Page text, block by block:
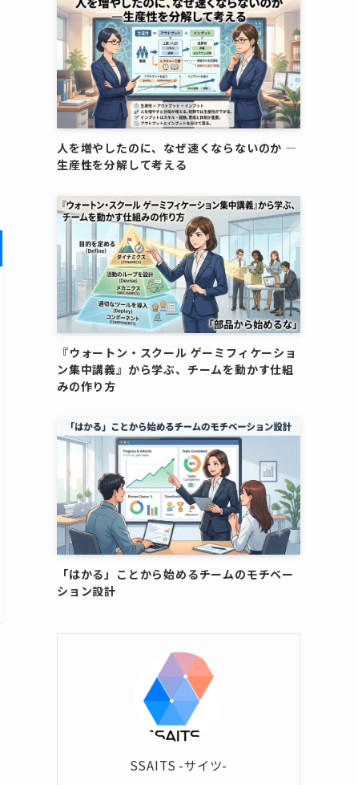
人を増やしたのに、なぜ速くならないのか ―
生産性を分解して考える
『ウォートン・スクール ゲーミフィケーショ
ン集中講義』から学ぶ、チームを動かす仕組
みの作り方
「はかる」ことから始めるチームのモチベー
ション設計
SSAITS -サイツ-